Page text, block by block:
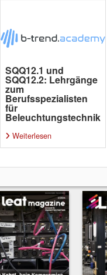
SQQ12.1 und
SQQ12.2: Lehrgänge
zum
Berufsspezialisten
für
Beleuchtungstechnik
Weiterlesen